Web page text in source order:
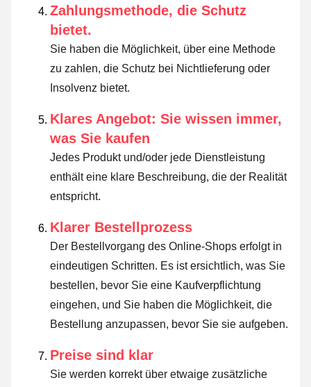
Zahlungsmethode, die Schutz
bietet.
Sie haben die Möglichkeit, über eine Methode
zu zahlen, die Schutz bei Nichtlieferung oder
Insolvenz bietet.
Klares Angebot: Sie wissen immer,
was Sie kaufen
Jedes Produkt und/oder jede Dienstleistung
enthält eine klare Beschreibung, die der Realität
entspricht.
Klarer Bestellprozess
Der Bestellvorgang des Online-Shops erfolgt in
eindeutigen Schritten. Es ist ersichtlich, was Sie
bestellen, bevor Sie eine Kaufverpflichtung
eingehen, und Sie haben die Möglichkeit, die
Bestellung anzupassen, bevor Sie sie aufgeben.
Preise sind klar
Sie werden korrekt über etwaige zusätzliche